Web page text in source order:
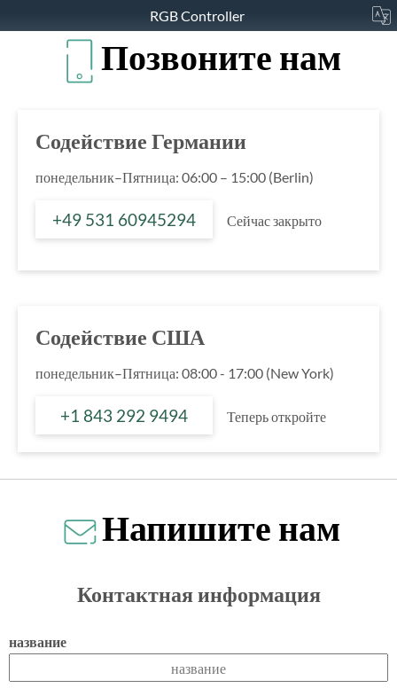
RGB Controller
Позвоните нам
Содействие Германии
понедельник–Пятница: 06:00 – 15:00 (Berlin)
+49 531 60945294 Сейчас закрыто
Содействие США
понедельник–Пятница: 08:00 - 17:00 (New York)
+1 843 292 9494 Теперь откройте
Напишите нам
Контактная информация
название